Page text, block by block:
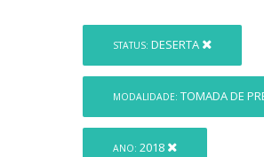
STATUS: DESERTA
MODALIDADE: TOMADA DE
ANO: 2018